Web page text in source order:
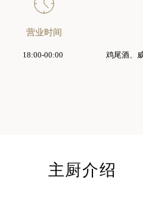
营业时间
18:00-00:00 鸡尾酒、
主厨介绍